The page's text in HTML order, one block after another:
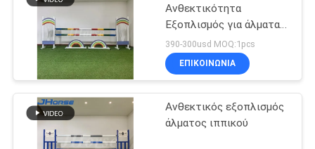
επιτροπές
ναυπηγείων
βοοειδών
Ανθεκτικότητα
Εξοπλισμός για άλματα
αλόγων Φορητό
390-300usd MOQ:1pcs
ΕΠΙΚΟΙΝΩΝΙΑ
Ανθεκτικός εξοπλισμός
άλματος ιππικού